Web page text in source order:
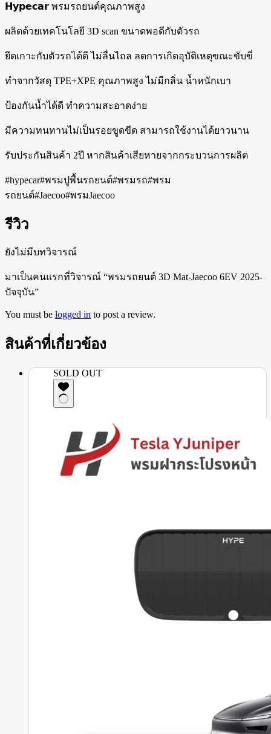
𝗛𝘆𝗽𝗲𝗰𝗮𝗿 พรมรถยนต์คุณภาพสูง
ผลิตด้วยเทคโนโลยี 3D scan ขนาดพอดีกับตัวรถ
ยึดเกาะกับตัวรถได้ดี ไม่ลื่นไถล ลดการเกิดอุบัติเหตุขณะขับขี่
ทำจากวัสดุ TPE+XPE คุณภาพสูง ไม่มีกลิ่น น้ำหนักเบา
ป้องกันน้ำได้ดี ทำความสะอาดง่าย
มีความทนทานไม่เป็นรอยขูดขีด สามารถใช้งานได้ยาวนาน
รับประกันสินค้า 2ปี หากสินค้าเสียหายจากกระบวนการผลิต
#hypecar#พรมปูพื้นรถยนต์#พรมรถ#พรม
รถยนต์#Jaecoo#พรมJaecoo
รีวิว
ยังไม่มีบทวิจารณ์
มาเป็นคนแรกที่วิจารณ์ “พรมรถยนต์ 3D Mat-Jaecoo 6EV 2025-
ปัจจุบัน”
You must be logged in to post a review.
สินค้าที่เกี่ยวข้อง
SOLD OUT